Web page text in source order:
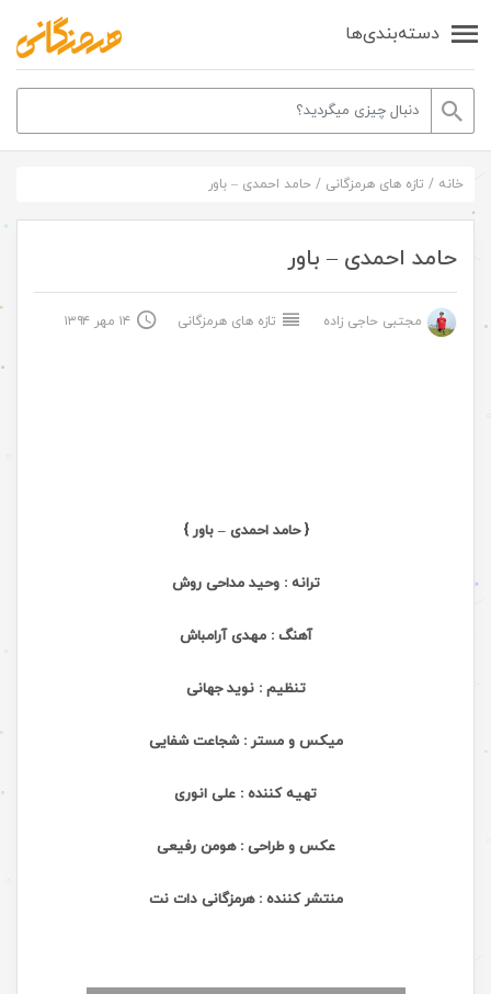
دسته‌بندی‌ها
خانه / تازه های هرمزگانی / حامد احمدی – باور
حامد احمدی – باور
مجتبی حاجی زاده تازه های هرمزگانی ۱۴ مهر ۱۳۹۴
{ حامد احمدی – باور }
ترانه : وحید مداحی روش
آهنگ : مهدی آرامباش
تنظیم : نوید جهانی
میکس و مستر : شجاعت شفایی
تهیه کننده : علی انوری
عکس و طراحی : هومن رفیعی
منتشر کننده : هرمزگانی دات نت